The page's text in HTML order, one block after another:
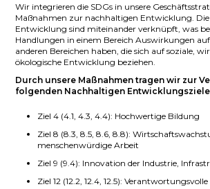
Wir integrieren die SDGs in unsere
Maßnahmen zur nachhaltigen Entwicklung.
Entwicklung sind miteinander verknüpft, was
Handlungen in einem Bereich Auswirkungen auf
anderen Bereichen haben, die sich auf soziale,
ökologische Entwicklung beziehen.
Durch unsere Maßnahmen tragen wir zur
folgenden Nachhaltigen
Ziel 4 (4.1, 4.3, 4.4): Hochwertige Bildung
Ziel 8 (8.3, 8.5, 8.6, 8.8):
menschenwürdige Arbeit
Ziel 9 (9.4): Innovation der Industrie,
Ziel 12 (12.2, 12.4, 12.5):